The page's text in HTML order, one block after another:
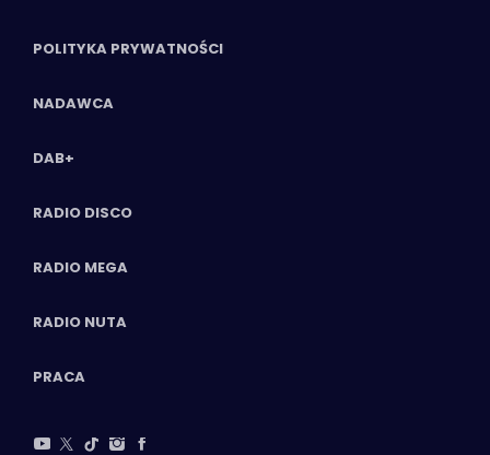
POLITYKA PRYWATNOŚCI
NADAWCA
DAB+
RADIO DISCO
RADIO MEGA
RADIO NUTA
PRACA